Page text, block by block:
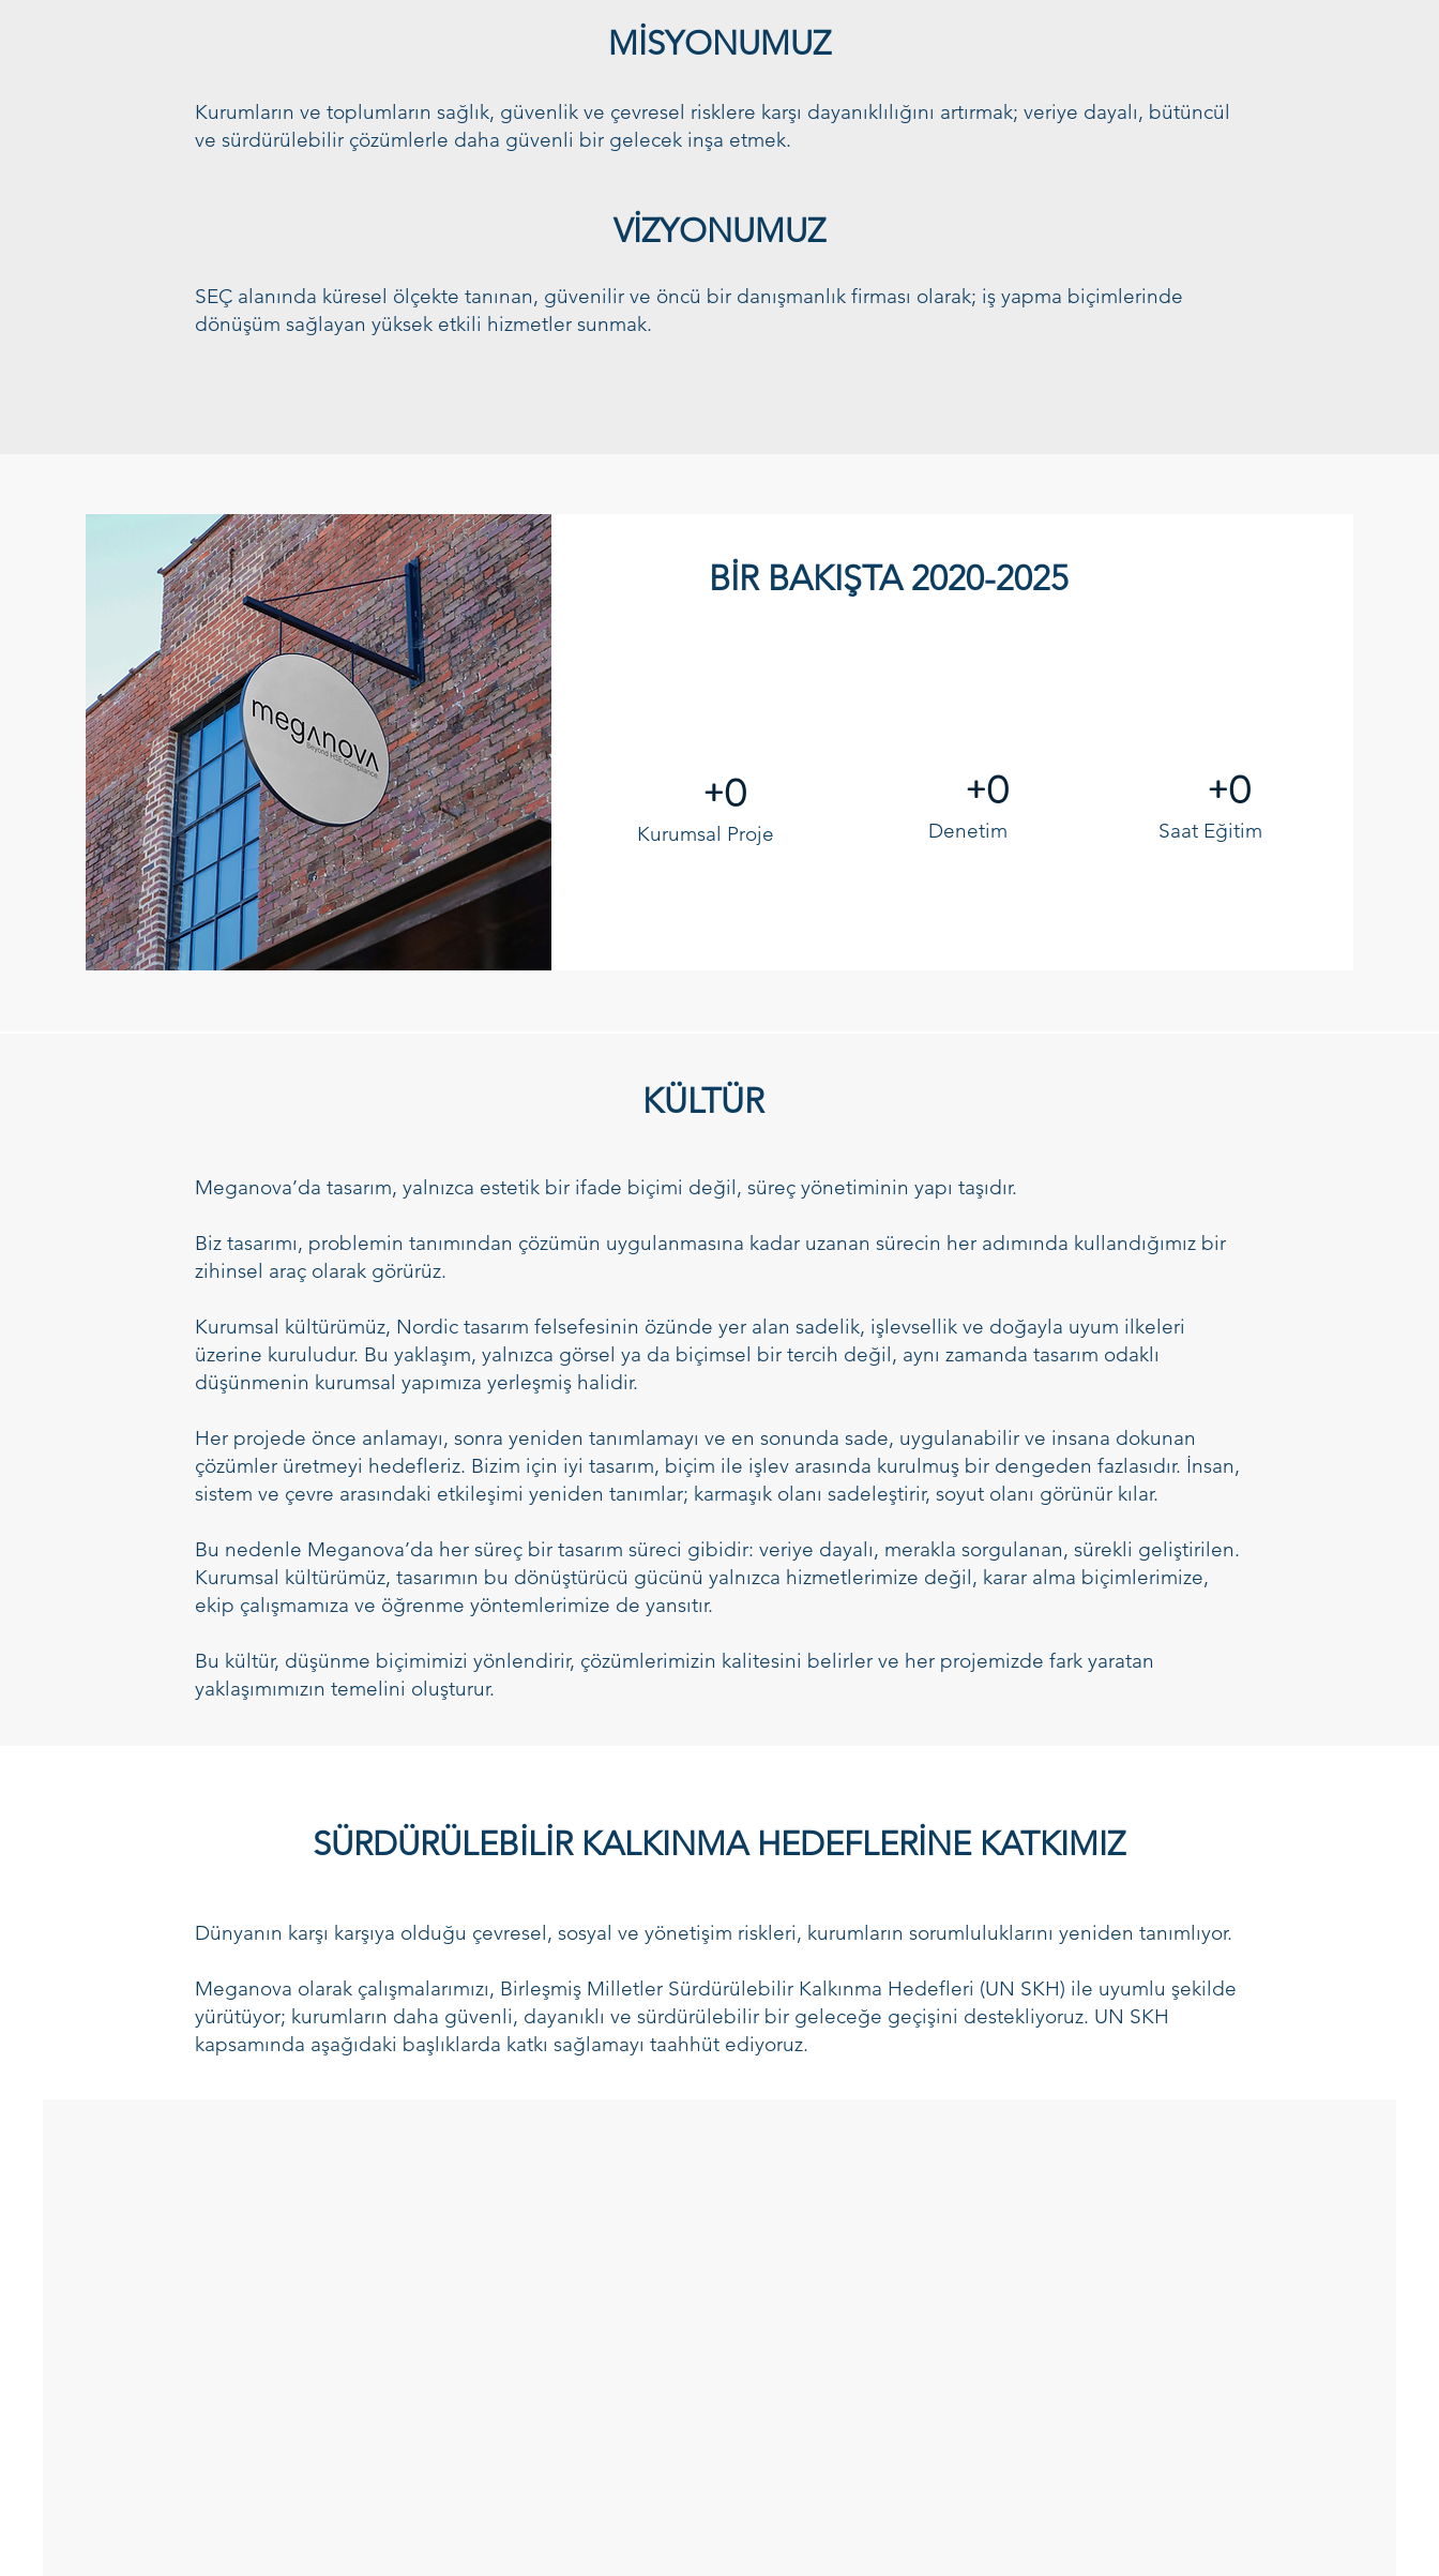
MİSYONUMUZ
Kurumların ve toplumların sağlık, güvenlik ve çevresel risklere karşı dayanıklılığını artırmak; veriye dayalı, bütüncül
ve sürdürülebilir çözümlerle daha güvenli bir gelecek inşa etmek.
VİZYONUMUZ
SEÇ alanında küresel ölçekte tanınan, güvenilir ve öncü bir danışmanlık firması olarak; iş yapma biçimlerinde
dönüşüm sağlayan yüksek etkili hizmetler sunmak.
BİR BAKIŞTA 2020-2025
Kurumsal Proje
+0
Denetim
+0
Saat Eğitim
+0
KÜLTÜR
Meganova’da tasarım, yalnızca estetik bir ifade biçimi değil, süreç yönetiminin yapı taşıdır.
Biz tasarımı, problemin tanımından çözümün uygulanmasına kadar uzanan sürecin her adımında kullandığımız bir
zihinsel araç olarak görürüz.
Kurumsal kültürümüz, Nordic tasarım felsefesinin özünde yer alan sadelik, işlevsellik ve doğayla uyum ilkeleri
üzerine kuruludur. Bu yaklaşım, yalnızca görsel ya da biçimsel bir tercih değil, aynı zamanda tasarım odaklı
düşünmenin kurumsal yapımıza yerleşmiş halidir.
Her projede önce anlamayı, sonra yeniden tanımlamayı ve en sonunda sade, uygulanabilir ve insana dokunan
çözümler üretmeyi hedefleriz. Bizim için iyi tasarım, biçim ile işlev arasında kurulmuş bir dengeden fazlasıdır. İnsan,
sistem ve çevre arasındaki etkileşimi yeniden tanımlar; karmaşık olanı sadeleştirir, soyut olanı görünür kılar.
Bu nedenle Meganova’da her süreç bir tasarım süreci gibidir: veriye dayalı, merakla sorgulanan, sürekli geliştirilen.
Kurumsal kültürümüz, tasarımın bu dönüştürücü gücünü yalnızca hizmetlerimize değil, karar alma biçimlerimize,
ekip çalışmamıza ve öğrenme yöntemlerimize de yansıtır.
Bu kültür, düşünme biçimimizi yönlendirir, çözümlerimizin kalitesini belirler ve her projemizde fark yaratan
yaklaşımımızın temelini oluşturur.
SÜRDÜRÜLEBİLİR KALKINMA HEDEFLERİNE KATKIMIZ
Dünyanın karşı karşıya olduğu çevresel, sosyal ve yönetişim riskleri, kurumların sorumluluklarını yeniden tanımlıyor.
Meganova olarak çalışmalarımızı, Birleşmiş Milletler Sürdürülebilir Kalkınma Hedefleri (UN SKH) ile uyumlu şekilde
yürütüyor; kurumların daha güvenli, dayanıklı ve sürdürülebilir bir geleceğe geçişini destekliyoruz. UN SKH
kapsamında aşağıdaki başlıklarda katkı sağlamayı taahhüt ediyoruz.